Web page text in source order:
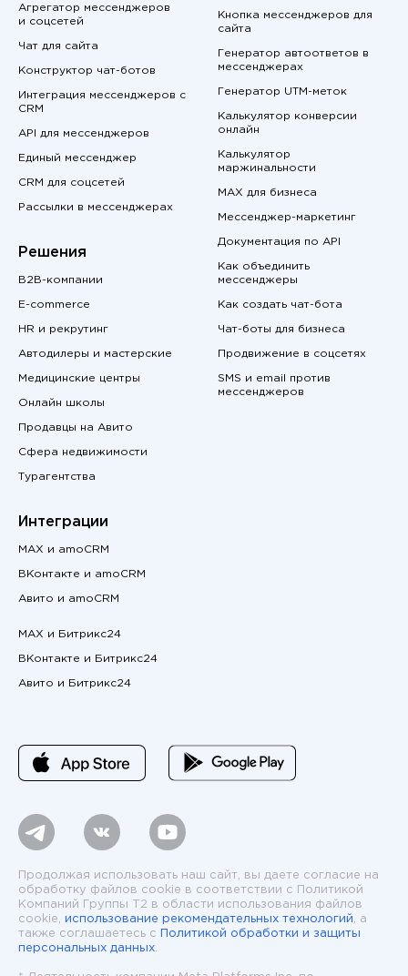
Агрегатор мессенджеров
и соцсетей
Чат для сайта
Конструктор чат-ботов
Интеграция мессенджеров с
CRM
API для мессенджеров
Единый мессенджер
CRM для соцсетей
Рассылки в мессенджерах
Решения
B2B-компании
E-commerce
HR и рекрутинг
Автодилеры и мастерские
Медицинские центры
Онлайн школы
Продавцы на Авито
Сфера недвижимости
Турагентства
Интеграции
MAX и amoCRM
ВКонтакте и amoCRM
Авито и amoCRM
MAX и Битрикс24
ВКонтакте и Битрикс24
Авито и Битрикс24
Кнопка мессенджеров для
сайта
Генератор автоответов в
мессенджерах
Генератор UTM-меток
Калькулятор конверсии
онлайн
Калькулятор
маржинальности
MAX для бизнеса
Мессенджер-маркетинг
Документация по API
Как объединить
мессенджеры
Как создать чат-бота
Чат-боты для бизнеса
Продвижение в соцсетях
SMS и email против
мессенджеров
Продолжая использовать наш сайт, вы даете согласие на
обработку файлов cookie в соответствии с Политикой
Компаний Группы T2 в области использования файлов
cookie, использование рекомендательных технологий, а
также соглашаетесь с
Политикой обработки и защиты
персональных данных.